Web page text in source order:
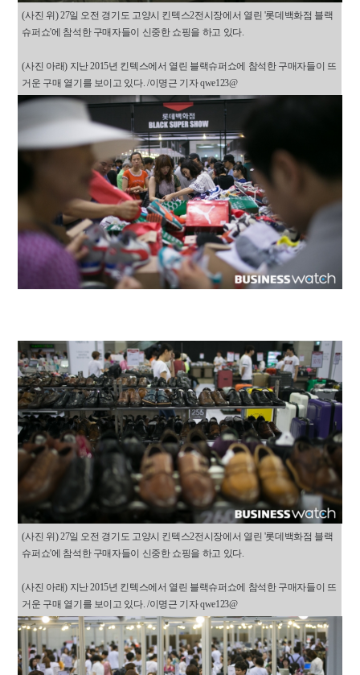
(사진 위) 27일 오전 경기도 고양시 킨텍스2전시장에서 열린 '롯데백화점 블랙
슈퍼쇼'에 참석한 구매자들이 신중한 쇼핑을 하고 있다.
(사진 아래) 지난 2015년 킨텍스에서 열린 블랙슈퍼쇼에 참석한 구매자들이 뜨
거운 구매 열기를 보이고 있다. /이명근 기자 qwe123@
(사진 위) 27일 오전 경기도 고양시 킨텍스2전시장에서 열린 '롯데백화점 블랙
슈퍼쇼'에 참석한 구매자들이 신중한 쇼핑을 하고 있다.
(사진 아래) 지난 2015년 킨텍스에서 열린 블랙슈퍼쇼에 참석한 구매자들이 뜨
거운 구매 열기를 보이고 있다. /이명근 기자 qwe123@